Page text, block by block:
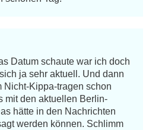
Datum schaute war ich doch
ja sehr aktuell. Und dann
Nicht-Kippa-tragen schon
mit den aktuellen Berlin-
hätte in den Nachrichten
werden können. Schlimm